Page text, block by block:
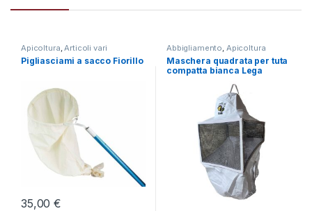
Apicoltura Articoli vari
Apicoltura
Pigliasciami a sacco Fiorillo
35,00€
Abbigliamento Apicoltura
Maschera quadrata per tuta
compatta bianca Lega